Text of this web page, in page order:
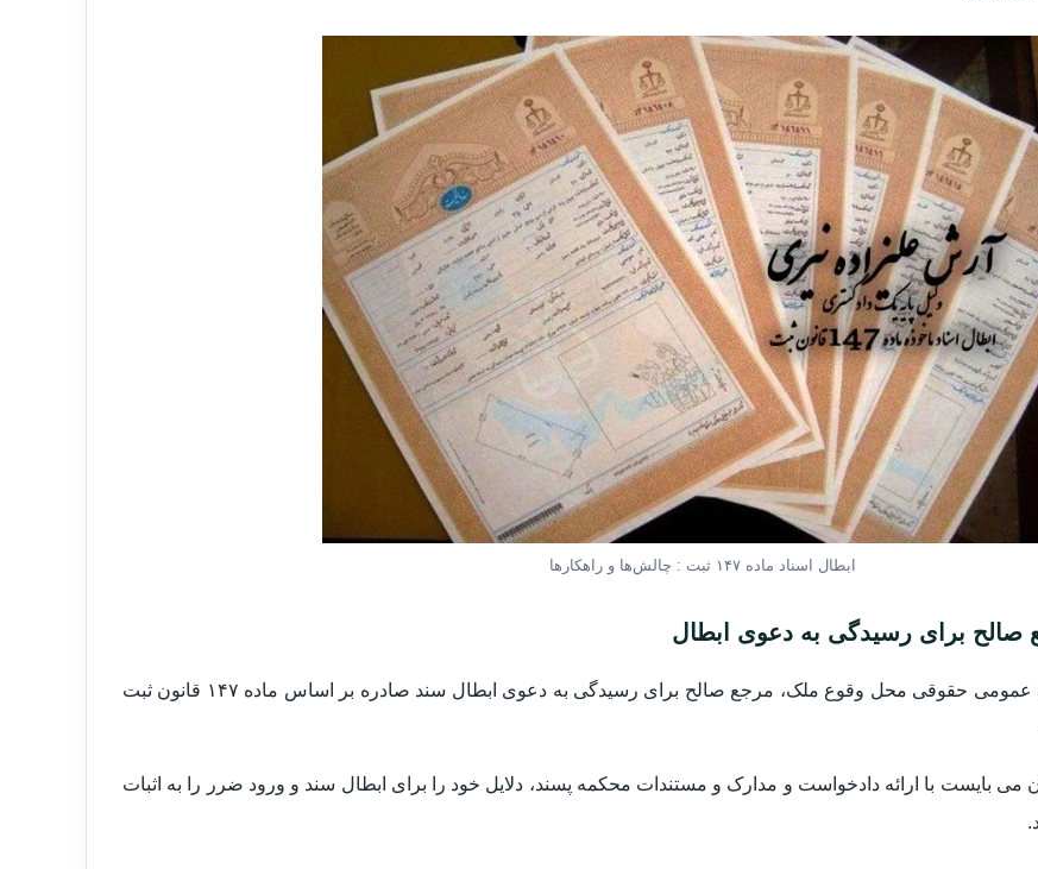
ابطال اسناد ماده ۱۴۷ ثبت : چالش‌ها و راهکارها
صالح برای رسیدگی به دعوی ابطال
دادگاه عمومی حقوقی محل وقوع ملک، مرجع صالح برای رسیدگی به دعوی ابطال سند صادره بر اساس ماده ۱۴۷ قانون ثبت
می بایست با ارائه دادخواست و مدارک و مستندات محکمه پسند، دلایل خود را برای ابطال سند و ورود ضرر را به اثبات